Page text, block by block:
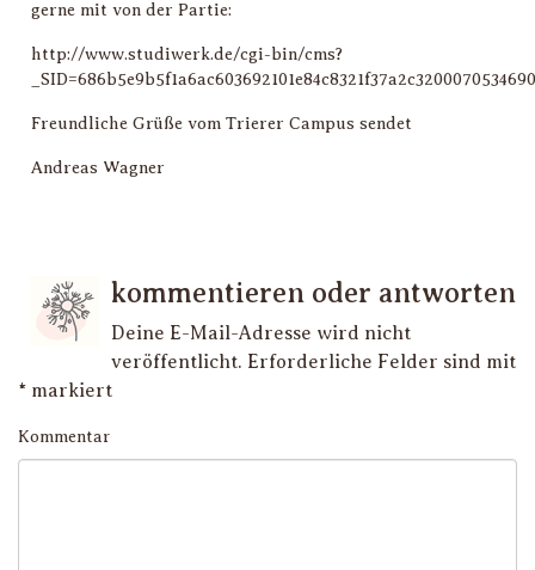
gerne mit von der Partie:
http://www.studiwerk.de/cgi-bin/cms?
Freundliche Grüße vom Trierer Campus sendet
Andreas Wagner
kommentieren oder antworten
Deine E-Mail-Adresse wird nicht
veröffentlicht. Erforderliche Felder sind mit
* markiert
Kommentar